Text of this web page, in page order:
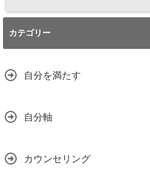
カテゴリー
自分を満たす
自分軸
カウンセリング